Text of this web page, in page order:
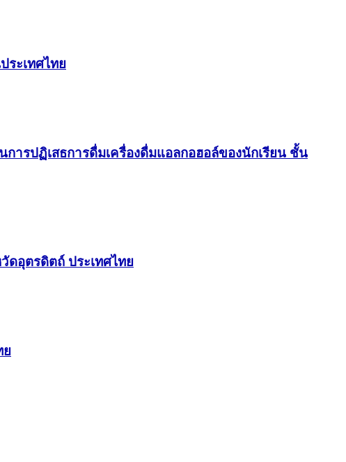
ะเทศไทย
ารปฏิเสธการดื่มเครื่องดื่มแอลกอฮอล์ของนักเรียน ชั้น
ดอุตรดิตถ์ ประเทศไทย
ย